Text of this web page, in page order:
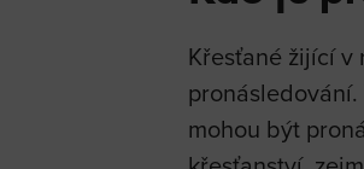
Křesťané žijící
mohou být